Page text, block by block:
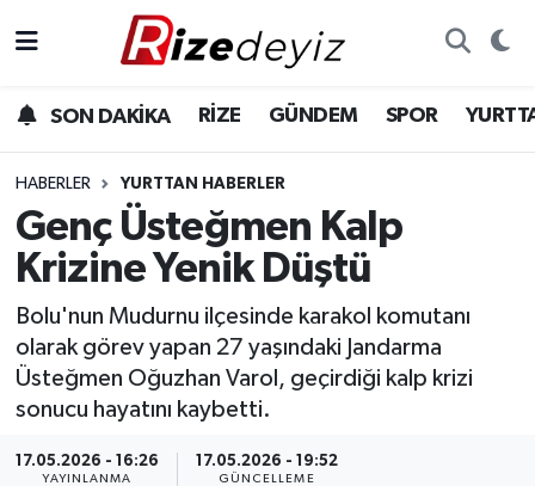
SON DAKİKA RİZE GÜNDEM SPOR
HABERLER YURTTAN HABERLER
Genç Üsteğmen Kalp
Krizine Yenik Düştü
Bolu'nun Mudurnu ilçesinde karakol komutanı
olarak görev yapan 27 yaşındaki Jandarma
Üsteğmen Oğuzhan Varol, geçirdiği kalp krizi
sonucu hayatını kaybetti.
17.05.2026 - 16:26
YAYINLANMA
17.05.2026 - 19:52
GÜNCELLEME
Gündem
Yurttan Haberler
Ekonomi
Teknoloji
Sağlık
Rize Hava Durumu
Rize Trafik Yoğunluk Haritası
Süper Lig Puan Durumu ve Fikstür
Tüm Manşetler
Son Dakika Haberleri
Haber Arşivi